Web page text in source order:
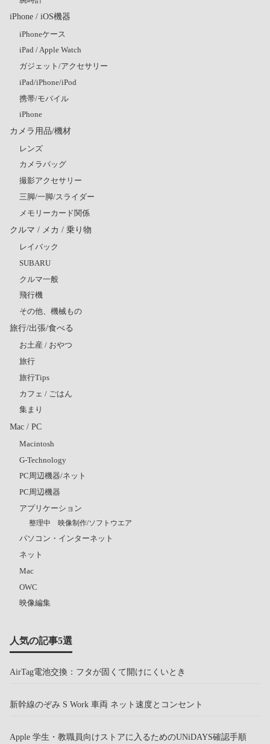
iPhone / iOS機器
iPhoneケース
iPad / Apple Watch
ガジェット/アクセサリー
iPad/iPhone/iPod
携帯/モバイル
iPhone
カメラ用品/機材
レンズ
カメラバッグ
撮影アクセサリー
三脚/一脚/スライダー
メモリーカード関係
クルマ / メカ / 乗り物
レイバック
SUBARU
クルマ一般
飛行機
その他、機械もの
旅行/出張/食べる
お土産 / おやつ
旅行
旅行Tips
カフェ / ごはん
集まり
Mac / PC
Macintosh
G-Technology
PC周辺機器/ネット
PC周辺機器
アプリケーション
整理中 映像制作/ソフトウエア
パソコン・インターネット
ネット
Mac
OWC
映像編集
人気の記事5選
AirTag電池交換：フタが固くて開けにくいとき
新幹線のぞみ S Work 車両 ネット速度とコンセント
Apple 学生・教職員向けストアに入るためのUNiDAYS確認手順